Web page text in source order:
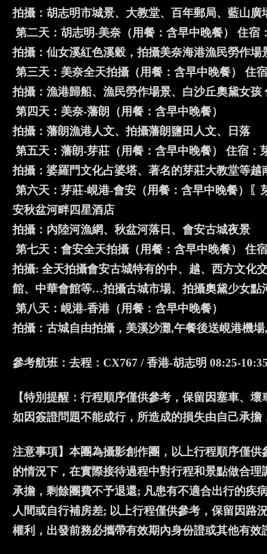
拍攝：胡志明市城景、大教堂、百年郵局、藍山廣
第二天：胡志明-美奈（用餐：含早中晚餐） 住宿
拍攝：仙女溪紅色溪穀，拍攝美奈海港漁民勞作
第三天：美奈全天拍攝（用餐：含早中晚餐） 住
拍攝：漁港歸船、漁民勞作場景、白沙丘奧黛女孩
第四天：美奈-藩朗（用餐：含早中晚餐）
拍攝：藩朗漁港人文、拍攝藩朗鹽田人文、日落
第五天：藩朗-芽莊（用餐：含早中晚餐） 住宿：
拍攝：婆羅門文化占婆塔、著名的芽莊大教堂等越
第六天：芽莊-峴港-會安（用餐：含早中晚餐）
安秋盆河畔四星酒店
拍攝：內陸河漁網、秋盆河落日、會安古城夜景
第七天：會安全天拍攝（用餐：含早中晚餐） 住
拍攝: 全天拍攝會安古城特有的中、越、西方文化
館、中華會館等…拍攝古城市場、拍攝奧黛少女點
第八天：峴港-香港（用餐：含早中晚餐）
拍攝：古城自由拍攝，美溪沙灘,午餐後送峴港機
參考航班：去程：CX767 / 香港-胡志明 08:25-
【特別提醒：行程順序僅供參考，保留因塞車、
如因簽證問題不能成行，所造成的損失由自己承擔
注意事項】本團為攝影創作團，以上行程順序僅
的情況下，在實際接待過程中對行程和景點做合
承擔，剩餘團費不予退還; 凡患有不適合出行的疾
人間或自行補房差; 以上行程僅供參考，保留因路
權利，出發前務必攜帶有效期內身份證或其他有效